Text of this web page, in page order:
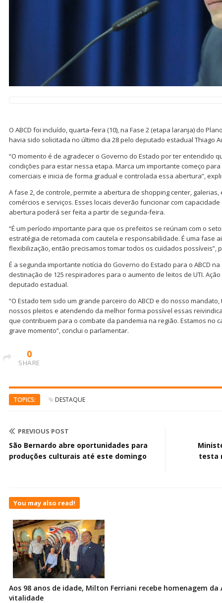
O ABCD foi incluído, quarta-feira (10), na Fase 2 (etapa laranja) do
havia sido solicitada no último dia 28 pelo deputado estadual Thiago
“O momento é de agradecer o Governo do Estado por ter entendido
condições para estar nessa etapa. Marca um importante começo
comerciais e inicia de forma gradual e controlada essa abertura”,
A fase 2, de controle, permite a abertura de shopping center,
comércios e serviços. Esses locais deverão funcionar com capacidade
abertura poderá ser feita a partir de segunda-feira.
“É um período importante para que os prefeitos se reúnam com o
estratégia de retomada com cautela e responsabilidade. É uma fase
flexibilização, então precisamos tomar todos os cuidados possíveis”,
É a segunda importante notícia do Governo do Estado para o ABCD
destinação de 125 respiradores para o aumento de leitos de UTI.
deputado estadual.
“O Estado tem sido um grande parceiro do ABCD e do nosso
nossos pleitos e atendendo da melhor forma possível essas
que contribuem para o combate da pandemia na região. Estamos no
grave momento”, conclui o parlamentar.
0
SHARE
TOPICS: DESTAQUE
PREVIOUS POST
São Bernardo abre oportunidades para
produções culturais até este domingo
testa
You may also read!
Aos 98 anos de idade, Milton Ferriani recebe homenagem da
vitalidade